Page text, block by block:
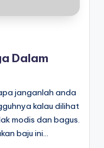
Dalam
janganlah anda
kalau dilihat
modis dan bagus.
baju ini…